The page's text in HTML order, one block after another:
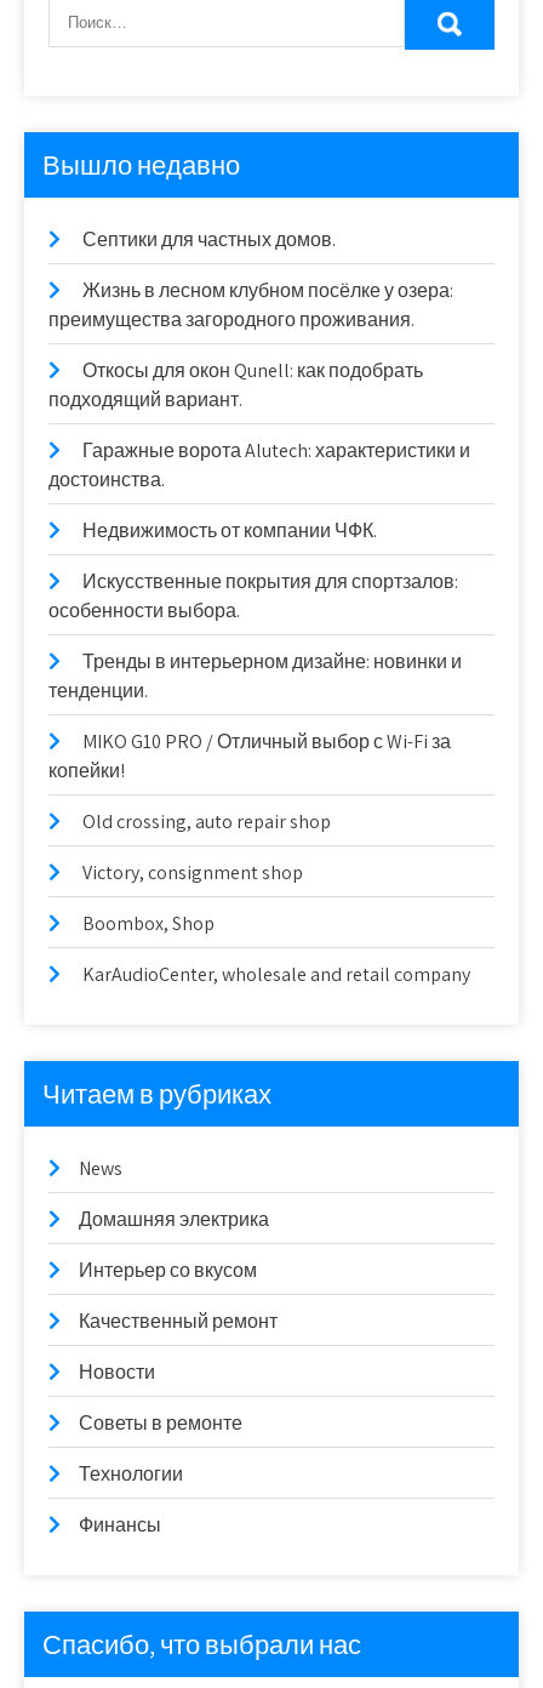
Вышло недавно
Септики для частных домов.
Жизнь в лесном клубном посёлке у озера:
преимущества загородного проживания.
Откосы для окон Qunell: как подобрать
подходящий вариант.
Гаражные ворота Alutech: характеристики и
достоинства.
Недвижимость от компании ЧФК.
Искусственные покрытия для спортзалов:
особенности выбора.
Тренды в интерьерном дизайне: новинки и
тенденции.
MIKO G10 PRO / Отличный выбор с Wi-Fi за
копейки!
Old crossing, auto repair shop
Victory, consignment shop
Boombox, Shop
KarAudioCenter, wholesale and retail company
Читаем в рубриках
News
Домашняя электрика
Интерьер со вкусом
Качественный ремонт
Новости
Советы в ремонте
Технологии
Финансы
Спасибо, что выбрали нас